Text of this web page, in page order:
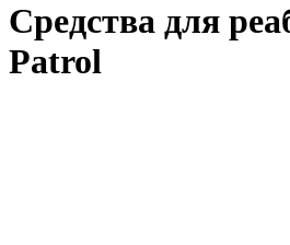
Средства для
Patrol